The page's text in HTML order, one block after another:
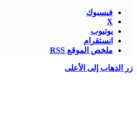
فيسبوك
X
يوتيوب
انستقرام
ملخص الموقع RSS
زر الذهاب إلى الأعلى